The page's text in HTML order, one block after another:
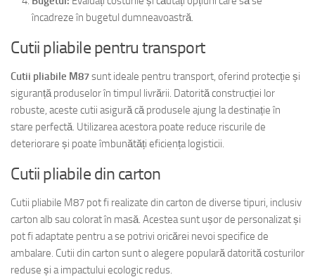
încadreze în bugetul dumneavoastră.
Cutii pliabile pentru transport
Cutii pliabile M87sunt ideale pentru transport, oferind protecție și
siguranță produselor în timpul livrării. Datorită construcției lor
robuste, aceste cutii asigură că produsele ajung la destinație în
stare perfectă. Utilizarea acestora poate reduce riscurile de
deteriorare și poate îmbunătăți eficiența logisticii.
Cutii pliabile din carton
Cutii pliabile M87 pot fi realizate din carton de diverse tipuri, inclusiv
carton alb sau colorat în masă. Acestea sunt ușor de personalizat și
pot fi adaptate pentru a se potrivi oricărei nevoi specifice de
ambalare. Cutii din carton sunt o alegere populară datorită costurilor
reduse și a impactului ecologic redus.